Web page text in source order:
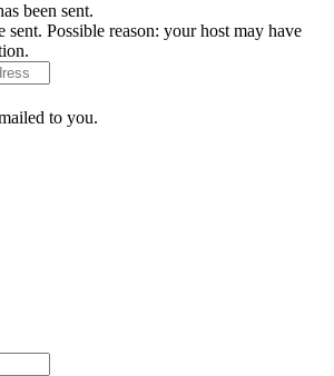
been sent.
sent. Possible reason: your host may have
to you.